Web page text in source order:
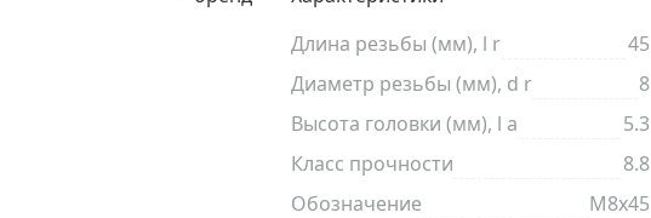
Длина резьбы (мм), l r
45
Диаметр резьбы (мм), d r
8
Высота головки (мм), l a
5.3
Класс прочности
8.8
Обозначение
М8х45